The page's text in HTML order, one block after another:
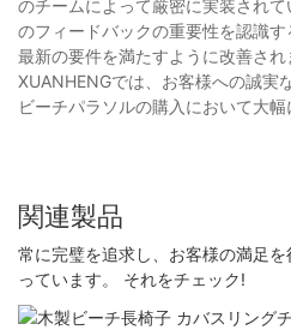
のチームによって厳密に実装され
のフィードバックの重要性を認識
最新の要件を満たすように改善され
XUANHENGでは、お客様への誠実
ビーチパラソルの購入において大幅
関連製品
常に完璧を追求し、お客様の満足
っています。 それをチェック!